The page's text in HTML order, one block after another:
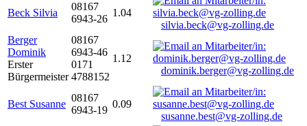
Beck Silvia
08167
6943-26
1.04
silvia.beck@vg-zolling.de
Berger
Dominik
Erster
Bürgermeister
08167
6943-46
0171
4788152
1.12
dominik.berger@vg-zolling.de
Best Susanne
08167
6943-19
0.09
susanne.best@vg-zolling.de